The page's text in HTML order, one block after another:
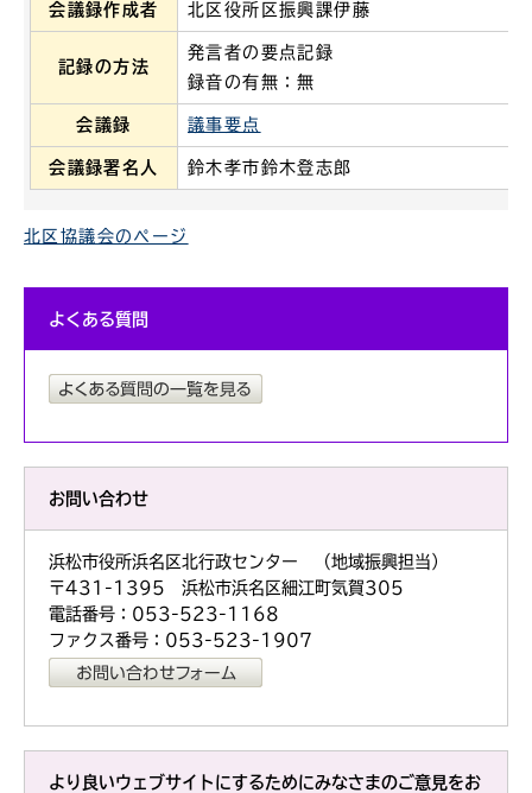
会議録作成者 北区役所区振興課伊藤
記録の方法
発言者の要点記録
録音の有無：無
会議録 議事要点
会議録署名人 鈴木孝市鈴木登志郎
北区協議会のページ
よくある質問
お問い合わせ
浜松市役所浜名区北行政センター （地域振興担当）
〒431-1395 浜松市浜名区細江町気賀305
電話番号：053-523-1168
ファクス番号：053-523-1907
より良いウェブサイトにするためにみなさまのご意見をお